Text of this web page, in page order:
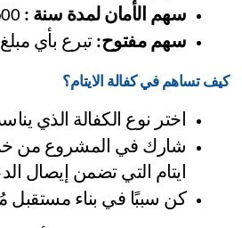
سهم الأمان لمدة سنة :
سهم مفتوح: تبرع بأي
كيف تساهم في كفالة الايتام؟
اختر نوع الكفالة الذي
ايتام التي تضمن إيصال
كن سببًا في بناء